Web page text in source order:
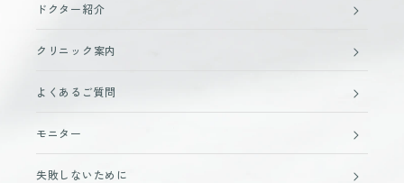
ドクター紹介
クリニック案内
よくあるご質問
モニター
失敗しないために